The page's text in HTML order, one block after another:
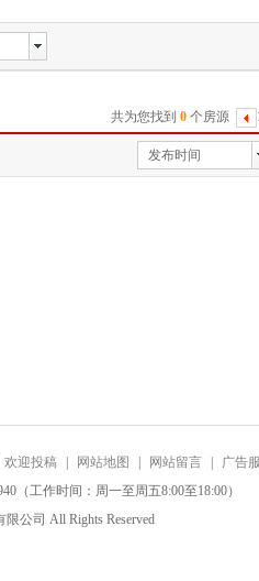
共为您找到 0 个房源
发布时间
欢迎投稿 网站地图 网站留言
广告
（工作时间：周一至周五8:00至18:00）
公司 All Rights Reserved